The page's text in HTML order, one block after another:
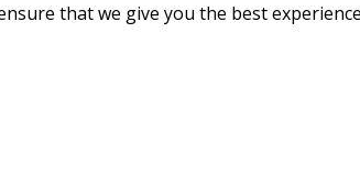
that we give you the best